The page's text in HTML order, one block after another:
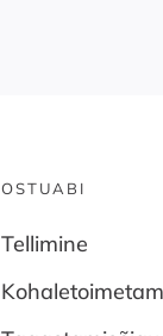
OSTUABI
Tellimine